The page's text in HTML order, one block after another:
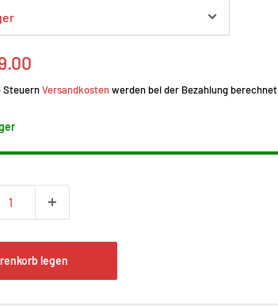
SteuernVersandkostenwerden bei der Bezahlung berechnet
legen